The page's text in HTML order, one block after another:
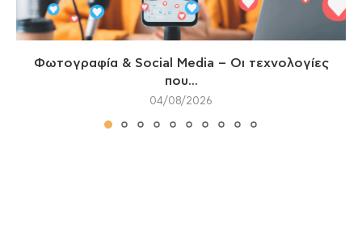
Φωτογραφία & Social Media – Οι τεχνολογίες
που...
04/08/2026